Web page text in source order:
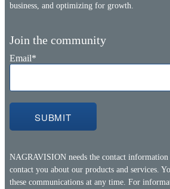
business, and optimizing for growth.
Join the community
Email*
NAGRAVISION needs the contact
contact you about our products and services.
these communications at any time. For